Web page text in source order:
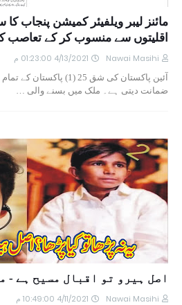
مائنز لیبر ویلفیئر کمیشن پنجاب
اقلیتوں سے منسوب کر کے تعاصب
Nawai Masihi 4/13/2021 01:23:00 م
آئین پاکستان کی شق 25
ضمانت دیتی ہے۔ ملک میں بسنے والی …
اصل ہیرو تو اقبال مسیح ہے -
Nawai Masihi 4/11/2021 10:49:00 م